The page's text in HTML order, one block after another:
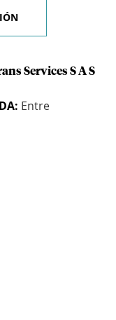
Services S A S
Entre